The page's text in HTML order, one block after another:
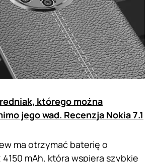
którego można
jego wad. Recenzja Nokia 7.1
ma otrzymać baterię o
mAh, która wspiera szybkie